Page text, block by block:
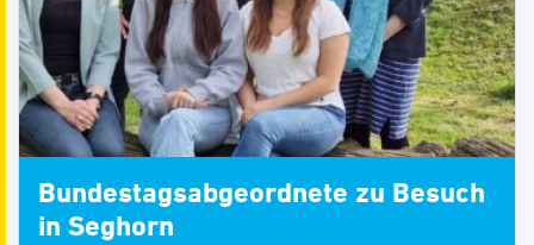
Bundestagsabgeordnete zu Besuch
in Seghorn